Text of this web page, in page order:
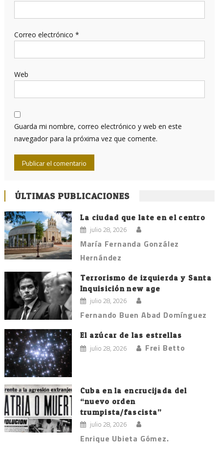
Correo electrónico *
Web
Guarda mi nombre, correo electrónico y web en este
navegador para la próxima vez que comente.
ÚLTIMAS PUBLICACIONES
La ciudad que late en el centro
julio 28, 2026
María Fernanda González
Hernández
Terrorismo de izquierda y Santa
Inquisición new age
julio 28, 2026
Fernando Buen Abad Domínguez
El azúcar de las estrellas
julio 28, 2026 Frei Betto
Cuba en la encrucijada del
“nuevo orden
trumpista/fascista”
julio 28, 2026
Enrique Ubieta Gómez.